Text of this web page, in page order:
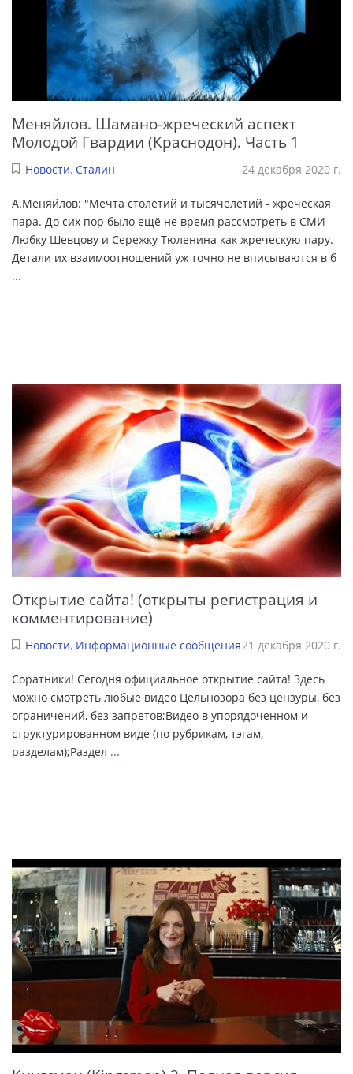
Меняйлов. Шамано-жреческий аспект
Молодой Гвардии (Краснодон). Часть 1
Новости, Сталин 24 декабря 2020 г.
А.Меняйлов: "Мечта столетий и тысячелетий - жреческая
пара. До сих пор было ещё не время рассмотреть в СМИ
Любку Шевцову и Сережку Тюленина как жреческую пару.
Детали их взаимоотношений уж точно не вписываются в б
...
Открытие сайта! (открыты регистрация и
комментирование)
Новости, Информационные сообщения21 декабря 2020 г.
Соратники! Сегодня официальное открытие сайта! Здесь
можно смотреть любые видео Цельнозора без цензуры, без
ограничений, без запретов;Видео в упорядоченном и
структурированном виде (по рубрикам, тэгам,
разделам);Раздел ...